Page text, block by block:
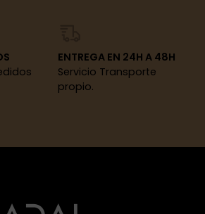
ENTREGA EN 24H A 48H
Servicio Transporte
propio.